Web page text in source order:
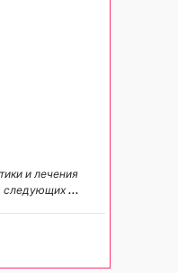
и лечения
следующих...